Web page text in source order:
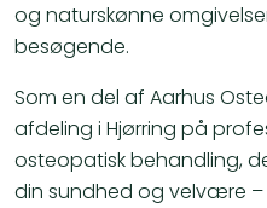
og naturskønne
besøgende.
Som en del af Aarhus
afdeling i Hjørring på
osteopatisk behandling,
din sundhed og velvære –